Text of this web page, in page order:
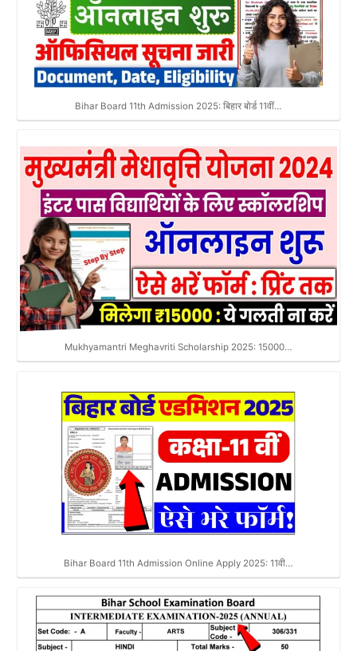
Bihar Board 11th Admission 2025: बिहार बोर्ड 11वीं…
Mukhyamantri Meghavriti Scholarship 2025: 15000…
Bihar Board 11th Admission Online Apply 2025: 11वी…